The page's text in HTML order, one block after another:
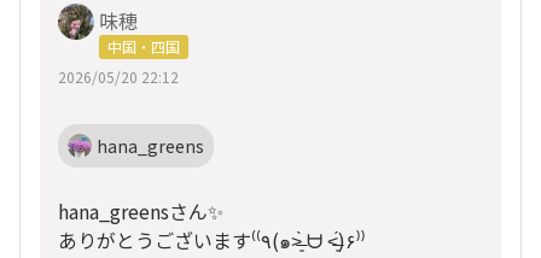
味穂
中国・四国
2026/05/20 22:12
hana_greens
hana_greensさん✨
ありがとうございます⁽⁽٩(๑˃̶͈̀ ᗨ ˂̶͈́)۶⁾⁾